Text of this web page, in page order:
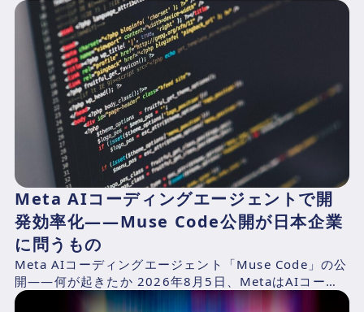
Meta AIコーディングエージェントで開
発効率化——Muse Code公開が日本企業
に問うもの
Meta AIコーディングエージェント「Muse Code」の公
開——何が起きたか 2026年8月5日、MetaはAIコーデ
ィングエージェント「Muse Cod...